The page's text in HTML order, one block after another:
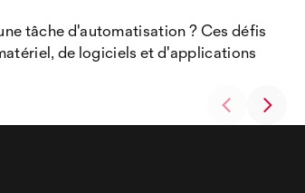
tâche d'automatisation ? Ces défis
de logiciels et d'applications